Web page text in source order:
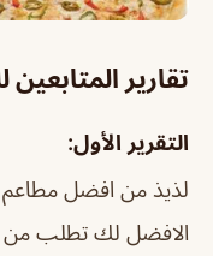
تقارير
التقرير الأول:
لذيذ من افضل مطاعم
الافضل لك تطلب من